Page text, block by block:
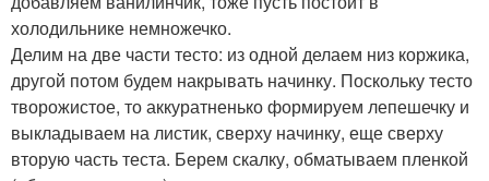
холодильнике немножечко.
Делим на две части тесто: из одной делаем низ коржика,
другой потом будем накрывать начинку. Поскольку тесто
творожистое, то аккуратненько формируем лепешечку и
выкладываем на листик, сверху начинку, еще сверху
вторую часть теста. Берем скалку, обматываем пленкой